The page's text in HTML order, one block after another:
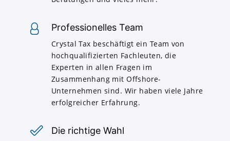
Professionelles Team
Crystal Tax beschäftigt ein Team von
hochqualifizierten Fachleuten, die
Experten in allen Fragen im
Zusammenhang mit Offshore-
Unternehmen sind. Wir haben viele Jahre
erfolgreicher Erfahrung.
Die richtige Wahl